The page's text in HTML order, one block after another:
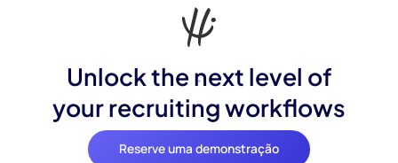
Unlock the next level of
your recruiting workflows
Reserve uma demonstração